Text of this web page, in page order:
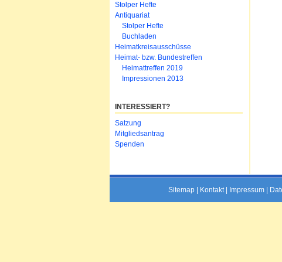
Stolper Hefte
Antiquariat
Stolper Hefte
Buchladen
Heimatkreisausschüsse
Heimat- bzw. Bundestreffen
Heimattreffen 2019
Impressionen 2013
INTERESSIERT?
Navigation
überspringen
Satzung
Mitgliedsantrag
Spenden
Sitemap Kontakt| Impressum